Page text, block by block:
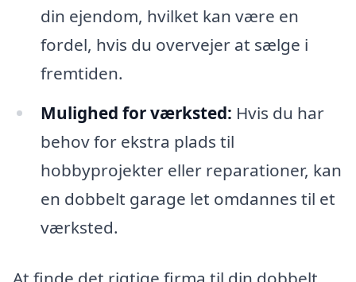
din ejendom, hvilket kan være en
fordel, hvis du overvejer at sælge i
fremtiden.
Mulighed for værksted: Hvis du har
behov for ekstra plads til
hobbyprojekter eller reparationer, kan
en dobbelt garage let omdannes til et
værksted.